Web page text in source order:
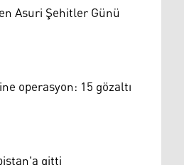
Asuri Şehitler Günü
operasyon: 15 gözaltı